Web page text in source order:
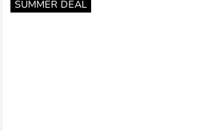
SUMMER DEAL
na